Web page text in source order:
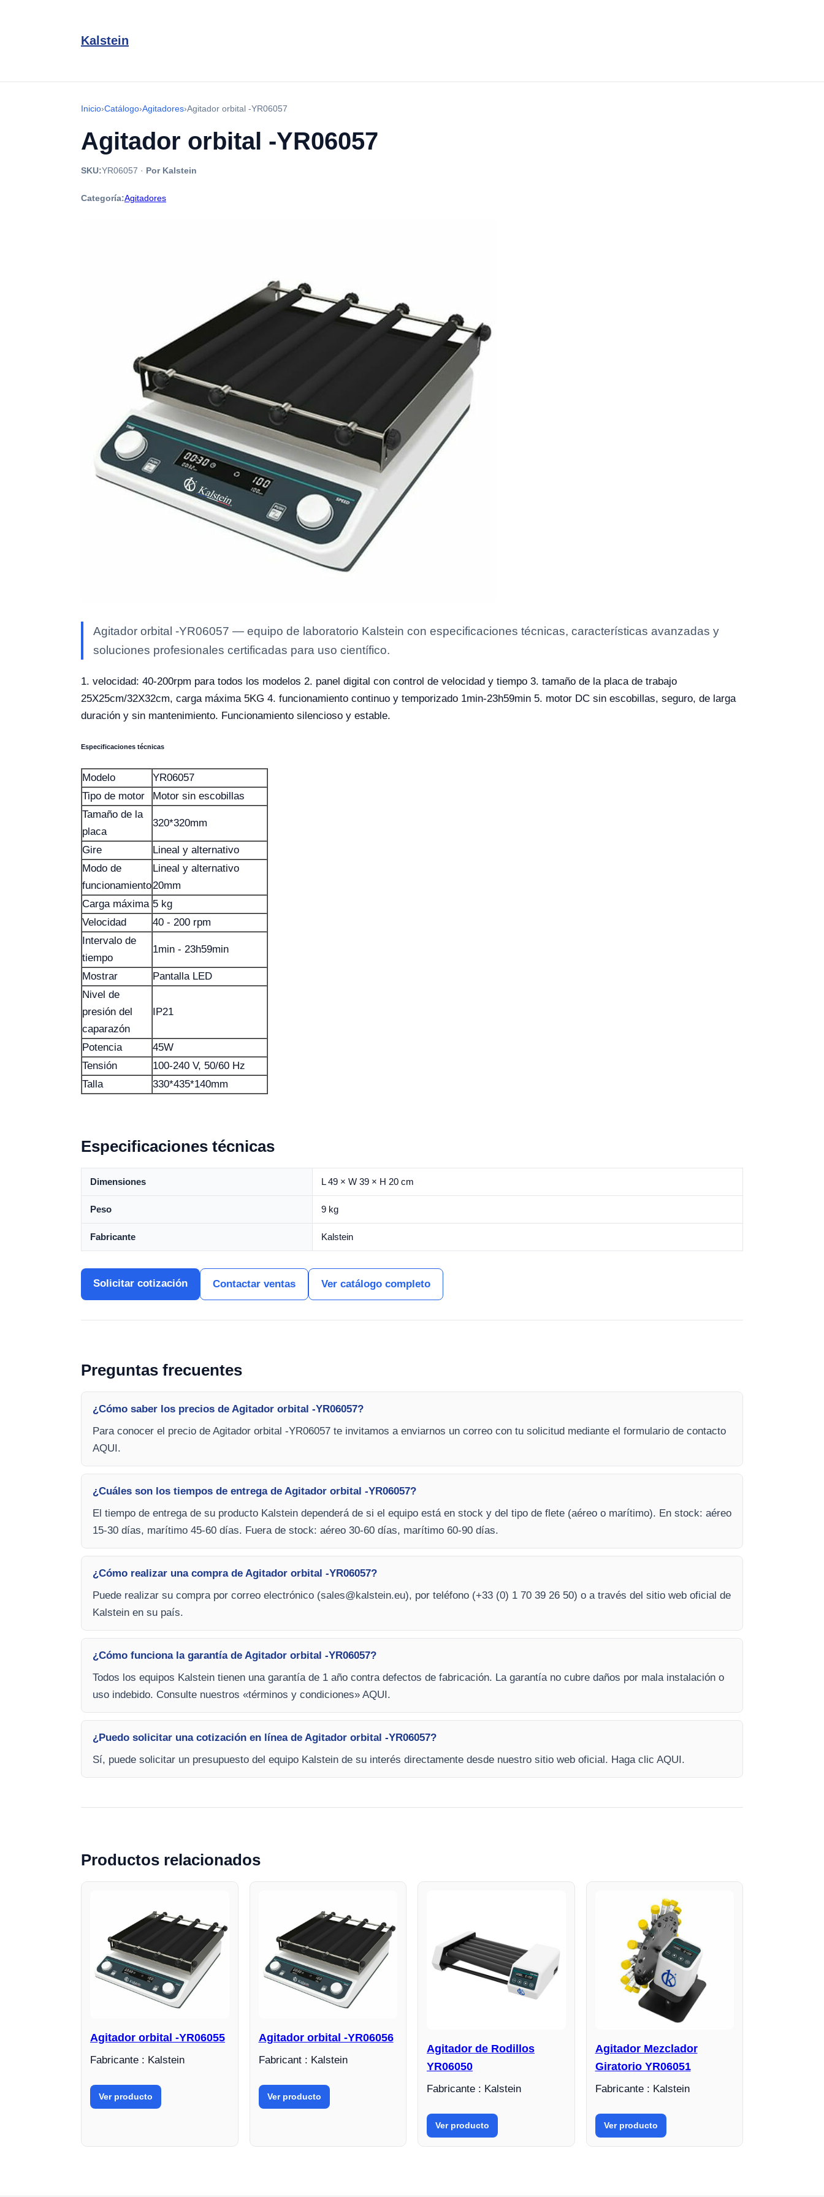
Kalstein
Inicio›Catálogo›Agitadores›Agitador orbital -YR06057
Agitador orbital -YR06057
SKU:YR06057 · Por Kalstein
Categoría:Agitadores
Agitador orbital -YR06057 — equipo de laboratorio Kalstein con especificaciones técnicas, características avanzadas y
soluciones profesionales certificadas para uso científico.
1. velocidad: 40-200rpm para todos los modelos 2. panel digital con control de velocidad y tiempo 3. tamaño de la placa de trabajo
25X25cm/32X32cm, carga máxima 5KG 4. funcionamiento continuo y temporizado 1min-23h59min 5. motor DC sin escobillas, seguro, de larga
duración y sin mantenimiento. Funcionamiento silencioso y estable.
Especificaciones técnicas
Modelo
YR06057
Tipo de motor
Motor sin escobillas
Tamaño de la
placa
320*320mm
Gire
Lineal y alternativo
Modo de
funcionamiento
Lineal y alternativo
20mm
Carga máxima 5 kg
Velocidad
40 - 200 rpm
Intervalo de
tiempo
1min - 23h59min
Mostrar
Pantalla LED
Nivel de
presión del
caparazón
IP21
Potencia
45W
Tensión
100-240 V, 50/60 Hz
Talla
330*435*140mm
Especificaciones técnicas
Dimensiones L 49 × W 39 × H 20 cm
Peso 9 kg
Fabricante Kalstein
Solicitar cotización Contactar ventas Ver catálogo completo
Preguntas frecuentes
¿Cómo saber los precios de Agitador orbital -YR06057?
Para conocer el precio de Agitador orbital -YR06057 te invitamos a enviarnos un correo con tu solicitud mediante el formulario de contacto
AQUI.
¿Cuáles son los tiempos de entrega de Agitador orbital -YR06057?
El tiempo de entrega de su producto Kalstein dependerá de si el equipo está en stock y del tipo de flete (aéreo o marítimo). En stock: aéreo
15-30 días, marítimo 45-60 días. Fuera de stock: aéreo 30-60 días, marítimo 60-90 días.
¿Cómo realizar una compra de Agitador orbital -YR06057?
Puede realizar su compra por correo electrónico (sales@kalstein.eu), por teléfono (+33 (0) 1 70 39 26 50) o a través del sitio web oficial de
Kalstein en su país.
¿Cómo funciona la garantía de Agitador orbital -YR06057?
Todos los equipos Kalstein tienen una garantía de 1 año contra defectos de fabricación. La garantía no cubre daños por mala instalación o
uso indebido. Consulte nuestros «términos y condiciones» AQUI.
¿Puedo solicitar una cotización en línea de Agitador orbital -YR06057?
Sí, puede solicitar un presupuesto del equipo Kalstein de su interés directamente desde nuestro sitio web oficial. Haga clic AQUI.
Productos relacionados
Agitador orbital -YR06055
Fabricante : Kalstein
Ver producto
Agitador orbital -YR06056
Fabricant : Kalstein
Ver producto
Agitador de Rodillos
YR06050
Fabricante : Kalstein
Ver producto
Agitador Mezclador
Giratorio YR06051
Fabricante : Kalstein
Ver producto